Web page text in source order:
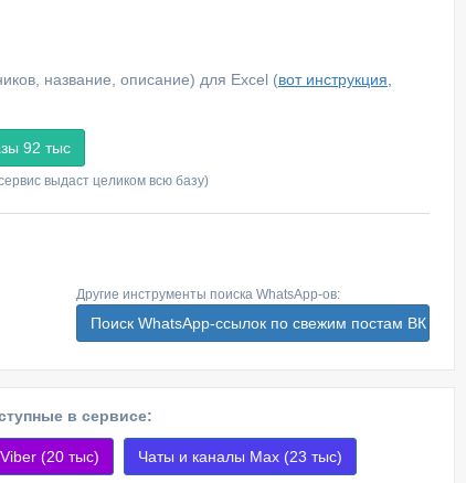
название, описание) для Excel (вот инструкция,
выдаст целиком всю базу)
Другие инструменты поиска WhatsApp-ов:
Поиск WhatsApp-ссылок по свежим постам ВК
в сервисе:
(20 тыс) Чаты и каналы Max (23 тыс)